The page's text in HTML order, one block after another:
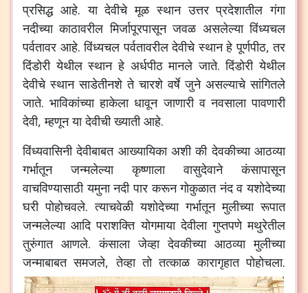
प्रसिद्ध आहे. या देवीचे मूळ स्थान उत्तर प्रदेशातील गंगा
नदीच्या काठावरील मिर्जापूरपासून जवळ असलेल्या विंध्यचल
पर्वतावर आहे. विंध्यचल पर्वतावरील देवीचे स्थान हे पूर्णपीठ, तर
दिंडोरी येथील स्थान हे अर्धपीठ मानले जाते. दिंडोरी येथील
देवीचे स्थान साडेतीनशे ते चारशे वर्षे जुने असल्याचे सांगितले
जाते. भाविकांच्या हाकेला धावून जाणारी व नवसाला पावणारी
देवी, म्हणून या देवीची ख्याती आहे.
विंध्यवासिनी देवीबाबत आख्यायिका अशी की देवकीच्या आठव्या
गर्भातून जन्मलेल्या कृष्णाला वासुदेवाने कंसापासून
वाचविण्यासाठी यमुना नदी पार करून गोकुळात नंद व यशोदेच्या
घरी पोहोचवले. त्याचवेळी यशोदेच्या गर्भातून मुलीच्या रूपात
जन्मलेल्या आदि पराशक्ति योगमाया देवीला गुप्तपणे मथुरेतील
तुरुंगात आणले. कंसाला जेव्हा देवकीच्या आठव्या मुलीच्या
जन्माबाबत समजले, तेव्हा तो तत्काळ कारागृहात पोहोचला.